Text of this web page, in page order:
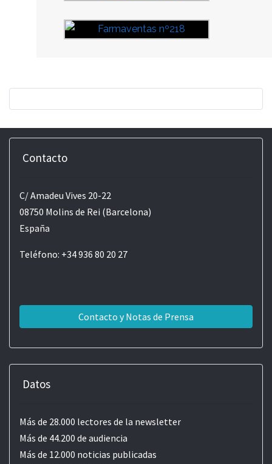
Contacto
C/ Amadeu Vives 20-22
08750 Molins de Rei (Barcelona)
España
Teléfono: +34 936 80 20 27
Contacto y Notas de Prensa
Datos
Más de 28.000 lectores de la newsletter
Más de 44.200 de audiencia
Más de 12.000 noticias publicadas